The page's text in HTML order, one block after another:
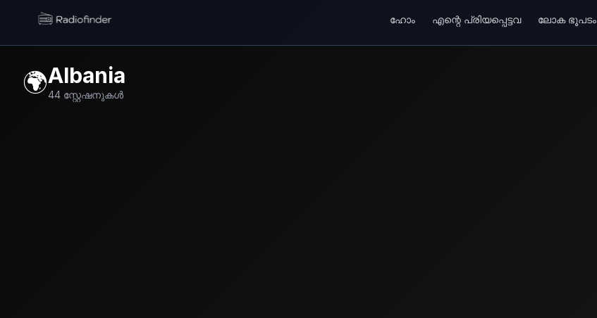
Radiofinder home
ഹോം എന്റെ പ്രിയപ്പെട്ടവ ലോക ഭൂപടം
🌍Albania
44 സ്റ്റേഷനുകൾ